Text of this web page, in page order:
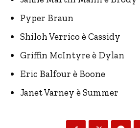
Pyper Braun
Shiloh Verrico è Cassidy
Griffin McIntyre è Dylan
Eric Balfour è Boone
Janet Varney è Summer